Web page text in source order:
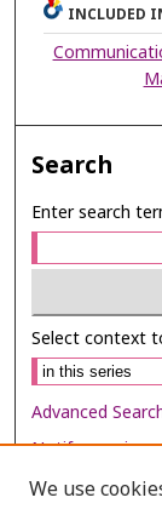
INCLUDED
Search
Enter search
Select context
Advanced
Notify me via
We use